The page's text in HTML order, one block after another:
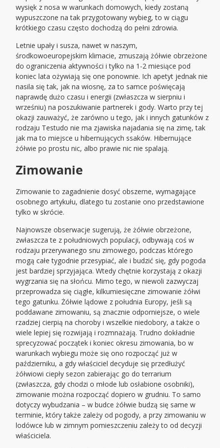
wysięk z nosa w warunkach domowych, kiedy zostaną
wypuszczone na tak przygotowany wybieg, to w ciągu
krótkiego czasu często dochodzą do pełni zdrowia.
Letnie upały i susza, nawet w naszym,
środkowoeuropejskim klimacie, zmuszają żółwie obrzeżone
do ograniczenia aktywności i tylko na 1-2 miesiące pod
koniec lata ożywiają się one ponownie. Ich apetyt jednak nie
nasila się tak, jak na wiosnę, za to samce poświęcają
naprawdę dużo czasu i energii (zwłaszcza w sierpniu i
wrześniu) na poszukiwanie partnerek i gody. Warto przy tej
okazji zauważyć, że zarówno u tego, jak i innych gatunków z
rodzaju Testudo nie ma zjawiska najadania się na zimę, tak
jak ma to miejsce u hibernujących ssaków. Hibernujące
żółwie po prostu nic, albo prawie nic nie spalają.
Zimowanie
Zimowanie to zagadnienie dosyć obszerne, wymagające
osobnego artykułu, dlatego tu zostanie ono przedstawione
tylko w skrócie.
Najnowsze obserwacje sugerują, że żółwie obrzeżone,
zwłaszcza te z południowych populacji, odbywają coś w
rodzaju przerywanego snu zimowego, podczas którego
mogą całe tygodnie przesypiać, ale i budzić się, gdy pogoda
jest bardziej sprzyjająca. Wtedy chętnie korzystają z okazji
wygrzania się na słońcu. Mimo tego, w niewoli zazwyczaj
przeprowadza się ciągłe, kilkumiesięczne zimowanie żółwi
tego gatunku. Żółwie lądowe z południa Europy, jeśli są
poddawane zimowaniu, są znacznie odporniejsze, o wiele
rzadziej cierpią na choroby i wszelkie niedobory, a także o
wiele lepiej się rozwijają i rozmnażają. Trudno dokładnie
sprecyzować początek i koniec okresu zimowania, bo w
warunkach wybiegu może się ono rozpocząć już w
październiku, a gdy właściciel decyduje się przedłużyć
żółwiowi ciepły sezon zabierając go do terrarium
(zwłaszcza, gdy chodzi o młode lub osłabione osobniki),
zimowanie można rozpocząć dopiero w grudniu. To samo
dotyczy wybudzania – w budce żółwie budzą się same w
terminie, który także zależy od pogody, a przy zimowaniu w
lodówce lub w zimnym pomieszczeniu zależy to od decyzji
właściciela.